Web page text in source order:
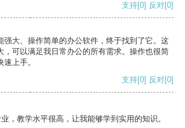
支持[0] 反对[0]
强大、操作简单的办公软件，终于找到了它。这
，可以满足我日常办公的所有需求。操作也很简
上手。
支持[0] 反对[0]
，教学水平很高，让我能够学到实用的知识。